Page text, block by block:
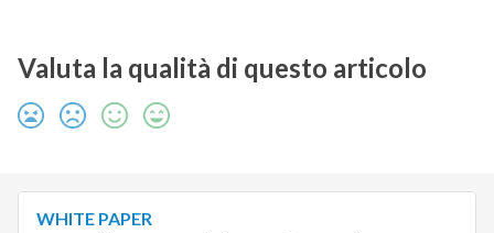
Valuta la qualità di questo articolo
WHITE PAPER